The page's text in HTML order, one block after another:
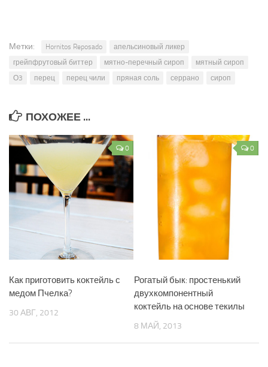
Метки: Hornitos Reposado
апельсиновый ликер
грейпфрутовый биттер
мятно-перечный сироп
мятный сироп
О3
перец перец чили пряная соль серрано сироп
ПОХОЖЕЕ ...
0
Как приготовить коктейль с
медом Пчелка?
30 АВГ, 2012
0
Рогатый бык: простенький
двухкомпонентный
коктейль на основе текилы
8 МАЙ, 2013